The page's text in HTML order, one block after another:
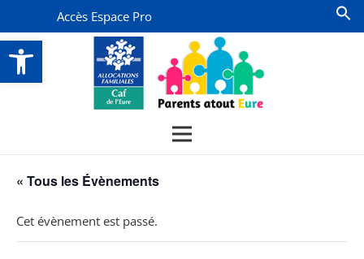
Ouvrir la barre d’outils
Accès Espace Pro
« Tous les Évènements
Cet évènement est passé.